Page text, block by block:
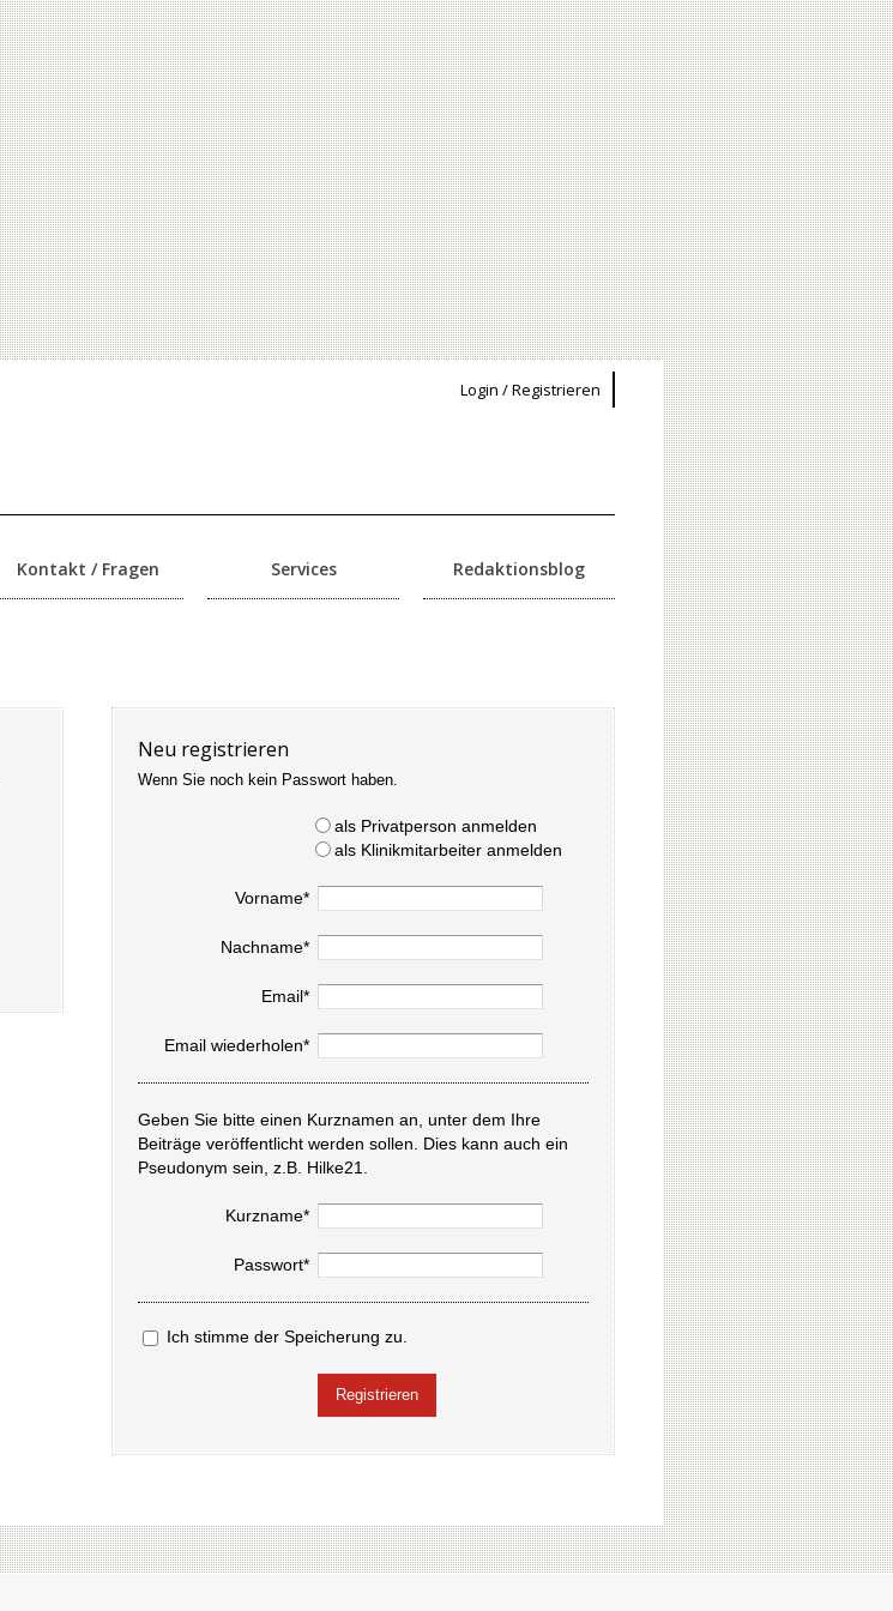
Login / Registrieren
Kontakt / Fragen Services Redaktionsblog
Neu registrieren
Wenn Sie noch kein Passwort haben.
als Privatperson anmelden
als Klinikmitarbeiter anmelden
Vorname*
Nachname*
Email*
Email wiederholen*
Geben Sie bitte einen Kurznamen an, unter dem Ihre
Beiträge veröffentlicht werden sollen. Dies kann auch ein
Pseudonym sein, z.B. Hilke21.
Kurzname*
Passwort*
Ich stimme der Speicherung zu.